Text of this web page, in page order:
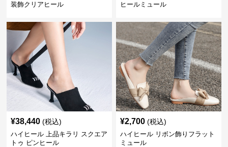
装飾クリアヒール
ヒールミュール
¥38,440 (税込)
ハイヒール 上品キラリ スクエア
トゥ ピンヒール
¥2,700 (税込)
ハイヒール リボン飾りフラット
ミュール